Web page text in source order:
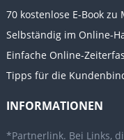
70 kostenlose E-Book zu
Selbständig im Online-
Einfache Online-
Tipps für die
INFORMATIONEN
*Partnerlink. Bei Links,